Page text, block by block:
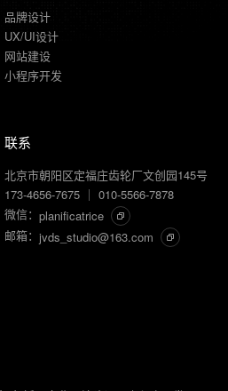
品牌设计
UX/UI设计
网站建设
小程序开发
联系
北京市朝阳区定福庄齿轮厂文创园145号
173-4656-7675 ｜ 010-5566-7878
微信： planificatrice
邮箱： jvds_studio@163.com